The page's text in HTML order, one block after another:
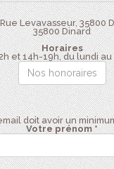
Levavasseur, 35800
35800 Dinard
Horaires
et 14h-19h, du lundi au
Nos honoraires
doit avoir un
Votre prénom *